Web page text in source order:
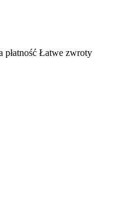
płatność Łatwe zwroty